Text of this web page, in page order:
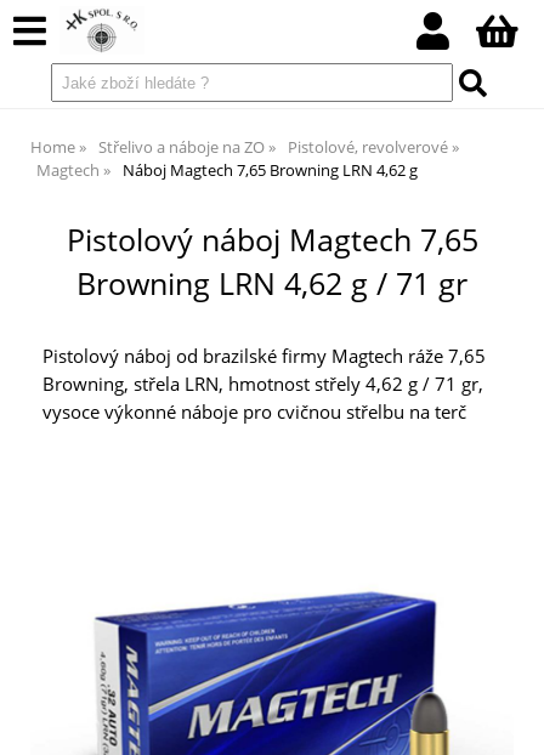
Home Střelivo a náboje na ZO
Pistolové, revolverové
Magtech
Náboj Magtech 7,65 Browning LRN 4,62 g
Pistolový náboj Magtech 7,65
Browning LRN 4,62 g / 71 gr
Pistolový náboj od brazilské firmy Magtech ráže 7,65
Browning, střela LRN, hmotnost střely 4,62 g / 71 gr,
vysoce výkonné náboje pro cvičnou střelbu na terč